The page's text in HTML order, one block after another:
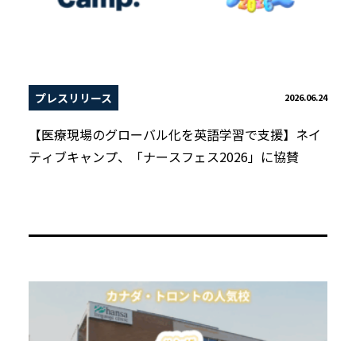
プレスリリース 2026.06.24
【医療現場のグローバル化を英語学習で支援】ネイ
ティブキャンプ、「ナースフェス2026」に協賛